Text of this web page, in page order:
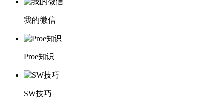
我的微信
Proe知识
SW技巧